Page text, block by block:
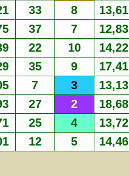
33 8 13,61
37 7 12,83
22 10 14,22
35 9 17,41
7 3 13,13
27 2 18,68
25 4 13,72
12 5 14,46